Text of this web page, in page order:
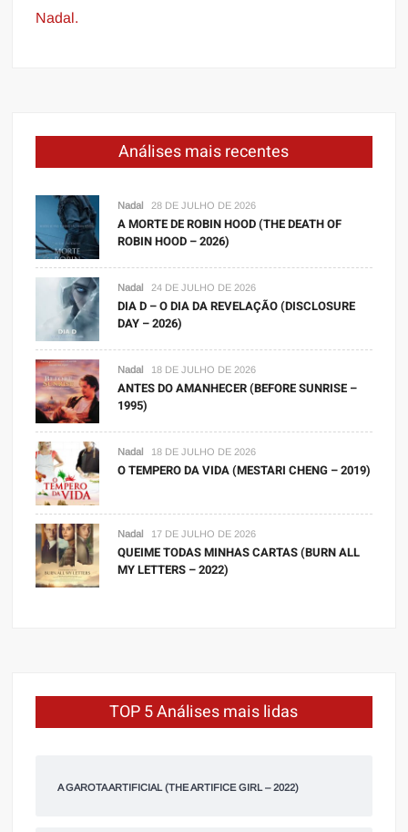
Nadal.
Análises mais recentes
Nadal 28 DE JULHO DE 2026
A MORTE DE ROBIN HOOD (THE DEATH OF
ROBIN HOOD – 2026)
Nadal 24 DE JULHO DE 2026
DIA D – O DIA DA REVELAÇÃO (DISCLOSURE
DAY – 2026)
Nadal 18 DE JULHO DE 2026
ANTES DO AMANHECER (BEFORE SUNRISE –
1995)
Nadal 18 DE JULHO DE 2026
O TEMPERO DA VIDA (MESTARI CHENG – 2019)
Nadal 17 DE JULHO DE 2026
QUEIME TODAS MINHAS CARTAS (BURN ALL
MY LETTERS – 2022)
TOP 5 Análises mais lidas
A GAROTA ARTIFICIAL (THE ARTIFICE GIRL – 2022)